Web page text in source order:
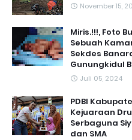
November 15,
Miris.!!!, Foto
Sebuah
Sekdes
Gunungkidul
Juli 05, 2024
PDBI
Kejuaraan
Serbaguna
dan SMA